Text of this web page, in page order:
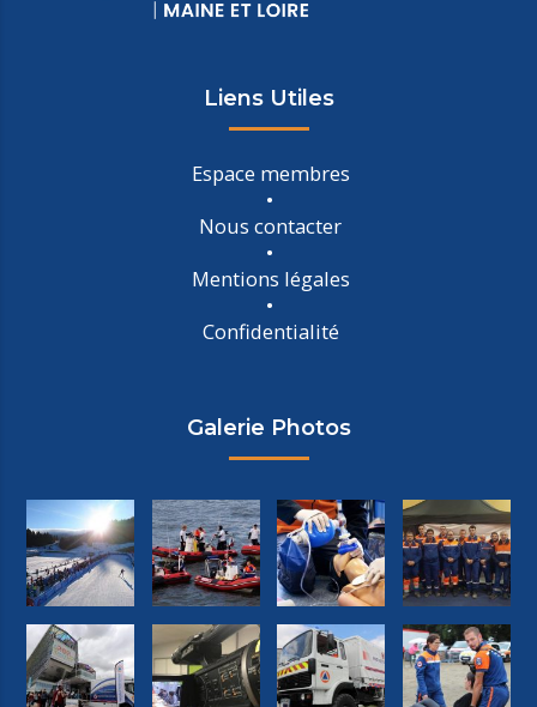
Liens Utiles
Espace membres
Nous contacter
Mentions légales
Confidentialité
Galerie Photos